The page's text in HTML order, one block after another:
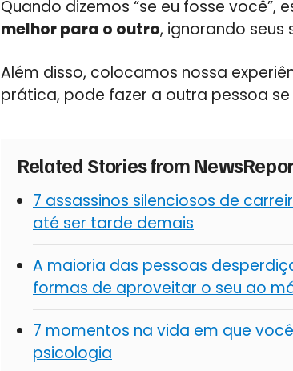
Quando dizemos “se eu fosse você”,
melhor para o outro, ignorando
Além disso, colocamos nossa
prática, pode fazer a outra pessoa
Related Stories from
7 assassinos silenciosos de
até ser tarde demais
A maioria das pessoas
formas de aproveitar o seu ao
7 momentos na vida em que
psicologia